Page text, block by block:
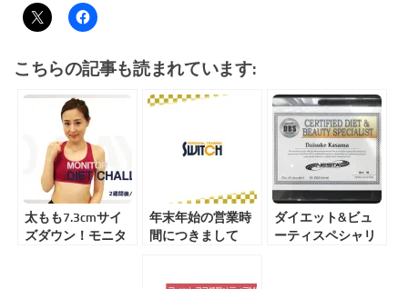
こちらの記事も読まれています:
太もも7.3cmサイ
ズダウン！モニタ
年末年始の営業時
間につきまして
ダイエット&ビュ
ーティスペシャリ